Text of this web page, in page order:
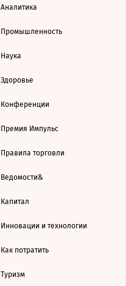
Аналитика
Промышленность
Наука
Здоровье
Конференции
Премия Импульс
Правила торговли
Ведомости&
Капитал
Инновации и технологии
Как потратить
Туризм